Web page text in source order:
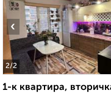
2/2
‹
1-к квартира,